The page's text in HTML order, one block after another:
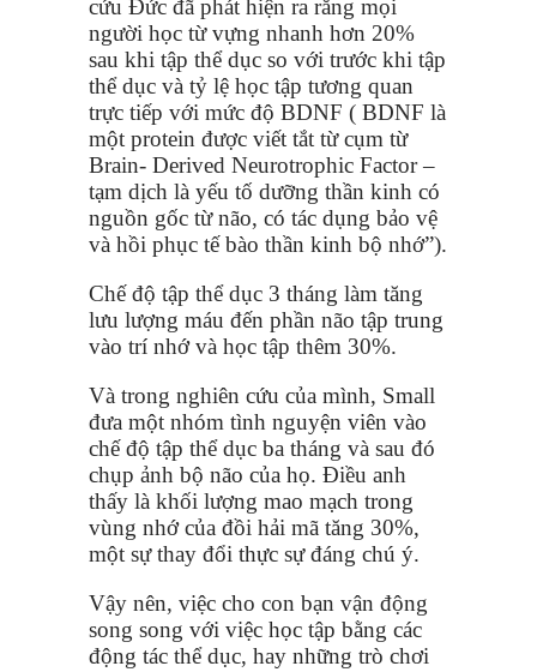
cứu Đức đã phát hiện ra rằng mọi
người học từ vựng nhanh hơn 20%
sau khi tập thể dục so với trước khi tập
thể dục và tỷ lệ học tập tương quan
trực tiếp với mức độ BDNF ( BDNF là
một protein được viết tắt từ cụm từ
Brain- Derived Neurotrophic Factor –
tạm dịch là yếu tố dưỡng thần kinh có
nguồn gốc từ não, có tác dụng bảo vệ
và hồi phục tế bào thần kinh bộ nhớ”).
Chế độ tập thể dục 3 tháng làm tăng
lưu lượng máu đến phần não tập trung
vào trí nhớ và học tập thêm 30%.
Và trong nghiên cứu của mình, Small
đưa một nhóm tình nguyện viên vào
chế độ tập thể dục ba tháng và sau đó
chụp ảnh bộ não của họ. Điều anh
thấy là khối lượng mao mạch trong
vùng nhớ của đồi hải mã tăng 30%,
một sự thay đổi thực sự đáng chú ý.
Vậy nên, việc cho con bạn vận động
song song với việc học tập bằng các
động tác thể dục, hay những trò chơi